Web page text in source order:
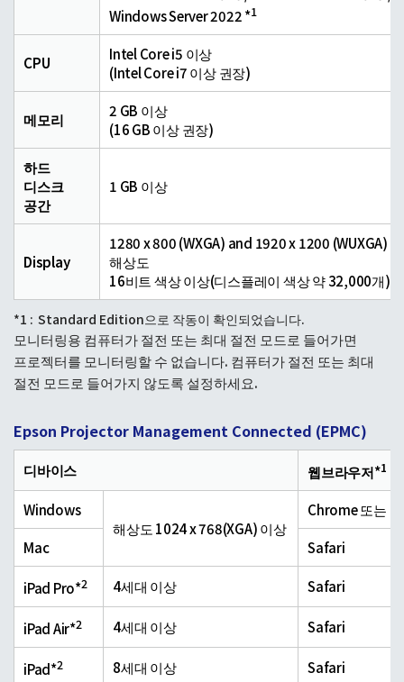
Windows Server 2022 *1
CPU
Intel Core i5 이상
(Intel Core i7 이상 권장)
메모리
2 GB 이상
(16 GB 이상 권장)
하드
디스크
공간
1 GB 이상
Display
1280 x 800 (WXGA) and 1920 x 1200 (WUXGA)
해상도
16비트 색상 이상(디스플레이 색상 약 32,000개)
*1 : Standard Edition으로 작동이 확인되었습니다.
모니터링용 컴퓨터가 절전 또는 최대 절전 모드로 들어가면
프로젝터를 모니터링할 수 없습니다. 컴퓨터가 절전 또는 최대
절전 모드로 들어가지 않도록 설정하세요.
Epson Projector Management Connected (EPMC)
디바이스 웹브라우저*1
Windows
해상도 1024 x 768(XGA) 이상
Chrome 또는
Mac
Safari
iPad Pro*2 4세대 이상 Safari
iPad Air*2 4세대 이상 Safari
iPad*2 8세대 이상 Safari